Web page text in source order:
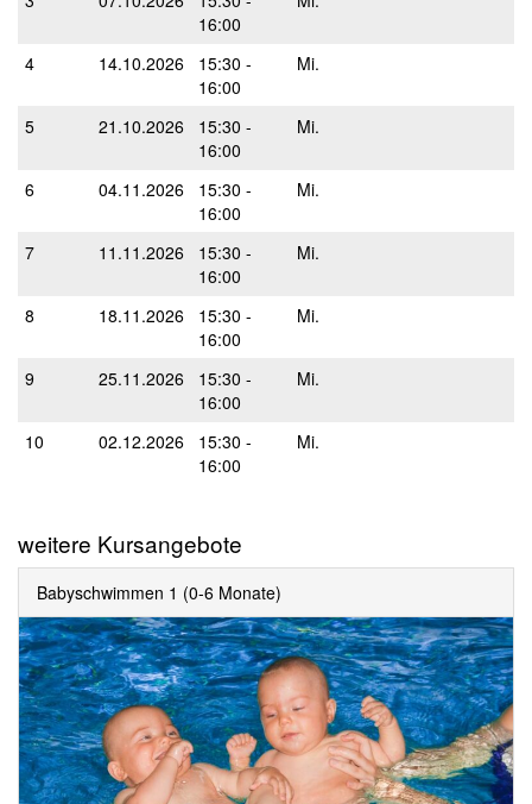
16:00
4 14.10.2026
15:30 -
16:00
Mi.
5 21.10.2026
15:30 -
16:00
Mi.
6 04.11.2026
15:30 -
16:00
Mi.
7 11.11.2026
15:30 -
16:00
Mi.
8 18.11.2026
15:30 -
16:00
Mi.
9 25.11.2026
15:30 -
16:00
Mi.
10 02.12.2026
15:30 -
16:00
Mi.
weitere Kursangebote
Babyschwimmen 1 (0-6 Monate)